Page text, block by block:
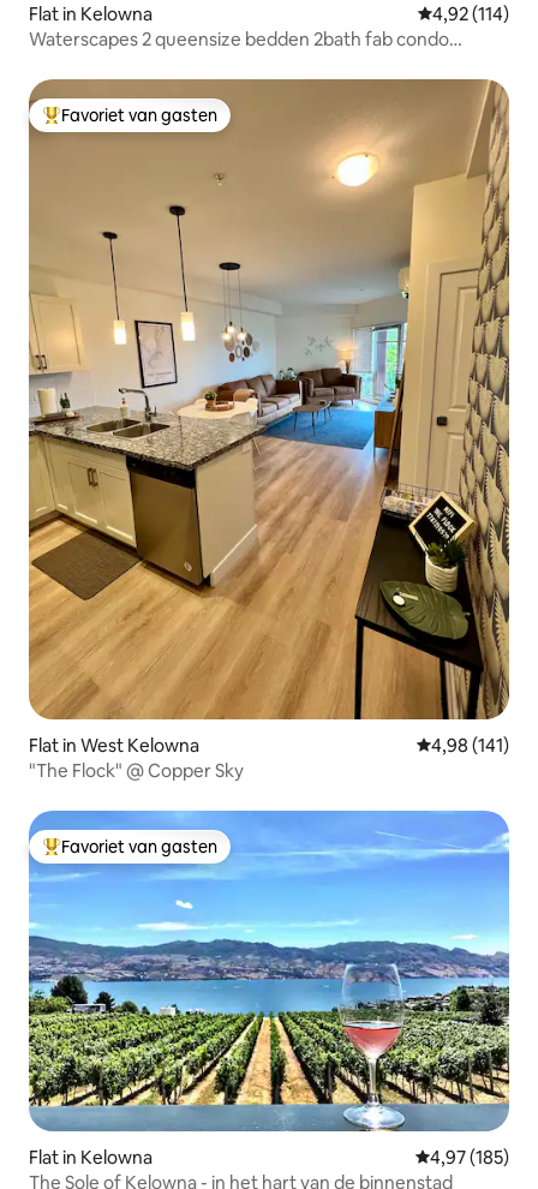
Flat in Kelowna Gemiddelde
4,92 (114)
Waterscapes 2 queensize bedden 2bath fab condo
Topfavoriet van gasten
Favoriet van gasten
Flat in West Kelowna Gemiddelde
4,98 (141)
"The Flock" @ Copper Sky
Topfavoriet van gasten
Favoriet van gasten
Flat in Kelowna Gemiddelde
4,97 (185)
The Sole of Kelowna - in het hart van de binnenstad